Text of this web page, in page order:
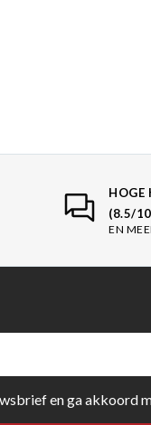
HOGE
(8.5/
EN
en ga akkoord